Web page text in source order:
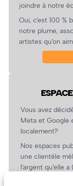
joindre à notre
Oui, c’est 100 %
notre plume,
artistes qu’on
Vous avez
Meta et Google
localement?
Nos espaces
une clientèle
l’argent qu’elle